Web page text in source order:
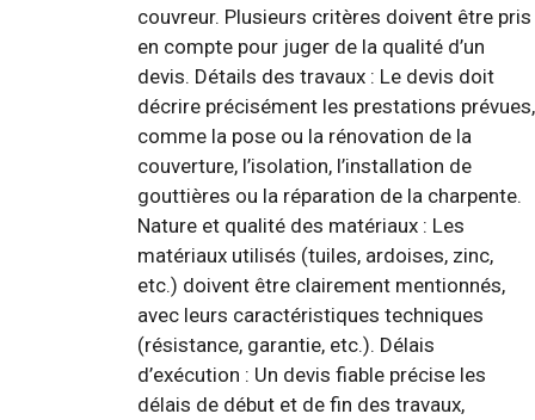
couvreur. Plusieurs critères doivent être pris
en compte pour juger de la qualité d’un
devis. Détails des travaux : Le devis doit
décrire précisément les prestations prévues,
comme la pose ou la rénovation de la
couverture, l’isolation, l’installation de
gouttières ou la réparation de la charpente.
Nature et qualité des matériaux : Les
matériaux utilisés (tuiles, ardoises, zinc,
etc.) doivent être clairement mentionnés,
avec leurs caractéristiques techniques
(résistance, garantie, etc.). Délais
d’exécution : Un devis fiable précise les
délais de début et de fin des travaux,